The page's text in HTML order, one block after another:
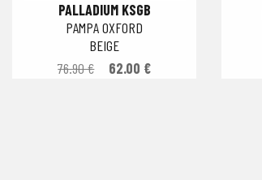
PALLADIUM KSGB
PAMPA OXFORD
BEIGE
76.90 €
62.00 €